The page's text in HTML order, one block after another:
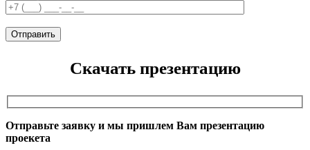
Скачать презентацию
Отправьте заявку и мы пришлем Вам презентацию
проекета